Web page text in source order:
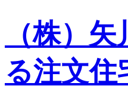
（株）
る注文住